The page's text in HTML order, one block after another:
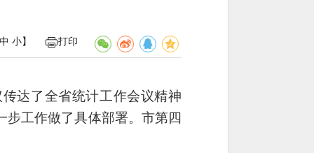
中 小】 打印
达了全省统计工作会议精神
步工作做了具体部署。市第四